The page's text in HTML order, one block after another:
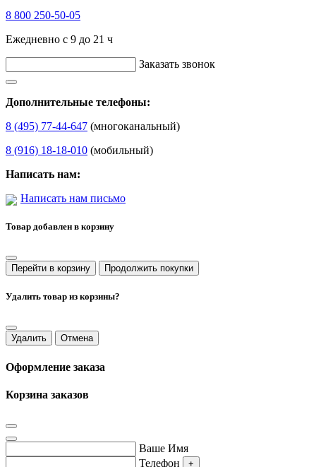
8 800 250-50-05
Ежедневно с 9 до 21 ч
Заказать звонок
Дополнительные телефоны:
8 (495) 77-44-647 (многоканальный)
8 (916) 18-18-010 (мобильный)
Написать нам:
Написать нам письмо
Товар добавлен в корзину
Перейти в корзину Продолжить покупки
Удалить товар из корзины?
Удалить Отмена
Оформление заказа
Корзина заказов
Ваше Имя
Телефон
+